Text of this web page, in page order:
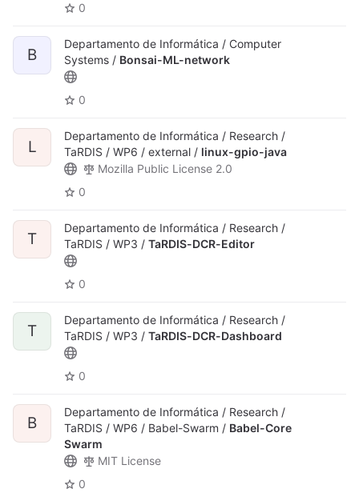
0
B
Departamento de Informática / Computer
Systems / Bonsai-ML-network
0
L
Departamento de Informática / Research /
TaRDIS / WP6 / external / linux-gpio-java
Mozilla Public License 2.0
0
T
Departamento de Informática / Research /
TaRDIS / WP3 / TaRDIS-DCR-Editor
0
T
Departamento de Informática / Research /
TaRDIS / WP3 / TaRDIS-DCR-Dashboard
0
B
Departamento de Informática / Research /
TaRDIS / WP6 / Babel-Swarm / Babel-Core
Swarm
MIT License
0